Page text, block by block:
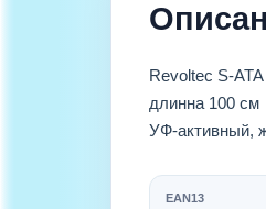
Revoltec S-
длинна 100 см
УФ-активный,
EAN13